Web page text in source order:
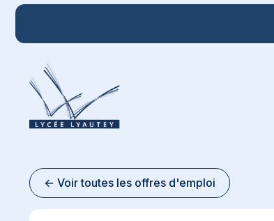
← Voir toutes les offres d'emploi